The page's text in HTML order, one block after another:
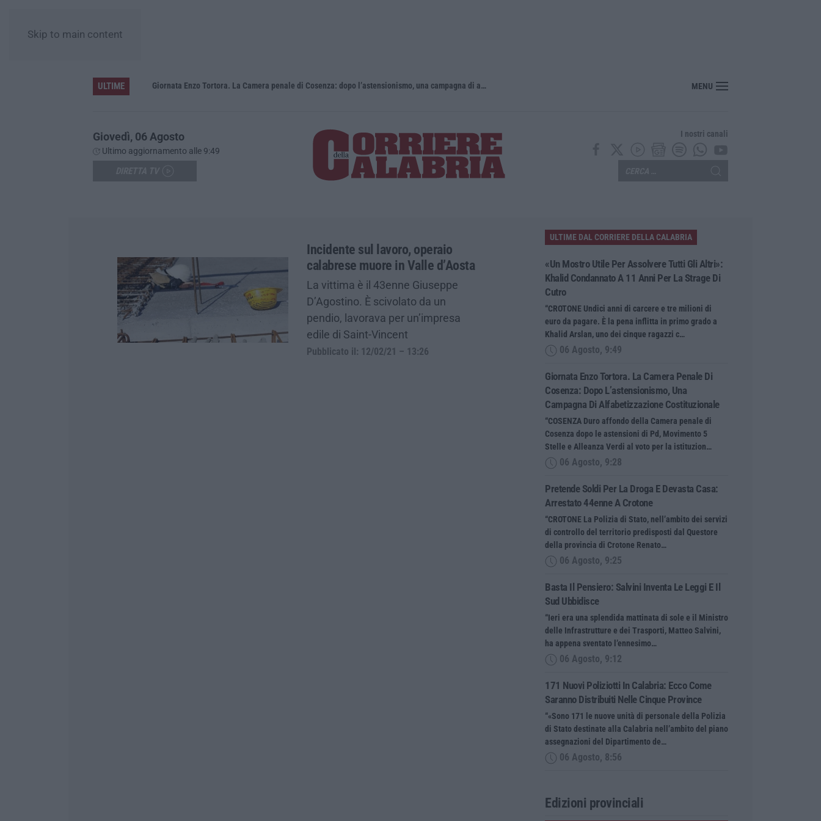
Skip to main content
ULTIME
anni per la strage di Cutro Giornata Enzo Tortora. La Camera penale di Cosenza: dopo l’astensionismo, una campagna di alfabetizzazione costituzionale Pretende soldi per la droga e devasta casa: arrestato 44enne a Crotone
MENU
Giovedì, 06 Agosto
Ultimo aggiornamento alle 9:49
I nostri canali
Incidente sul lavoro, operaio
calabrese muore in Valle d’Aosta
La vittima è il 43enne Giuseppe
D’Agostino. È scivolato da un
pendio, lavorava per un’impresa
edile di Saint-Vincent
Pubblicato il: 12/02/21 – 13:26
ULTIME DAL CORRIERE DELLA CALABRIA
«Un Mostro Utile Per Assolvere Tutti Gli Altri»:
Khalid Condannato A 11 Anni Per La Strage Di
Cutro
“CROTONE Undici anni di carcere e tre milioni di
euro da pagare. È la pena inflitta in primo grado a
Khalid Arslan, uno dei cinque ragazzi c…
06 Agosto, 9:49
Giornata Enzo Tortora. La Camera Penale Di
Cosenza: Dopo L’astensionismo, Una
Campagna Di Alfabetizzazione Costituzionale
“COSENZA Duro affondo della Camera penale di
Cosenza dopo le astensioni di Pd, Movimento 5
Stelle e Alleanza Verdi al voto per la istituzion…
06 Agosto, 9:28
Pretende Soldi Per La Droga E Devasta Casa:
Arrestato 44enne A Crotone
“CROTONE La Polizia di Stato, nell’ambito dei servizi
di controllo del territorio predisposti dal Questore
della provincia di Crotone Renato…
06 Agosto, 9:25
Basta Il Pensiero: Salvini Inventa Le Leggi E Il
Sud Ubbidisce
“Ieri era una splendida mattinata di sole e il Ministro
delle Infrastrutture e dei Trasporti, Matteo Salvini,
ha appena sventato l’ennesimo…
06 Agosto, 9:12
171 Nuovi Poliziotti In Calabria: Ecco Come
Saranno Distribuiti Nelle Cinque Province
“«Sono 171 le nuove unità di personale della Polizia
di Stato destinate alla Calabria nell’ambito del piano
assegnazioni del Dipartimento de…
06 Agosto, 8:56
Edizioni provinciali